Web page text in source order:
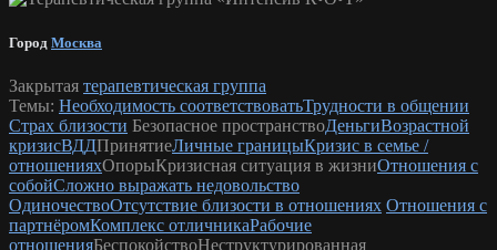
Город Москва
Закрытая терапевтическая группа
Темы: Необходимость соответствоватьТрудности в общении
Страх близости Безопасное пространствоДеньгиВозрастной
кризисВДДПринятиеЛичные границыКризис в семье /
отношенияхОпорыКризисная ситуация в жизниОтношения с
собойСложно выражать недовольство
ОдиночествоОтсутствие близости в отношениях Отношения с
партнёромКомплекс отличникаРабочие
отношенияБеспокойствоНеструктурированная